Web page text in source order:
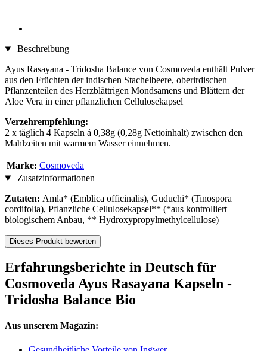
Beschreibung
Ayus Rasayana - Tridosha Balance von Cosmoveda enthält Pulver
aus den Früchten der indischen Stachelbeere, oberirdischen
Pflanzenteilen des Herzblättrigen Mondsamens und Blättern der
Aloe Vera in einer pflanzlichen Cellulosekapsel
Verzehrempfehlung:
2 x täglich 4 Kapseln á 0,38g (0,28g Nettoinhalt) zwischen den
Mahlzeiten mit warmem Wasser einnehmen.
Marke: Cosmoveda
Zusatzinformationen
Zutaten: Amla* (Emblica officinalis), Guduchi* (Tinospora
cordifolia), Pflanzliche Cellulosekapsel** (*aus kontrolliert
biologischem Anbau, ** Hydroxypropylmethylcellulose)
Dieses Produkt bewerten
Erfahrungsberichte in Deutsch für
Cosmoveda Ayus Rasayana Kapseln -
Tridosha Balance Bio
Aus unserem Magazin: